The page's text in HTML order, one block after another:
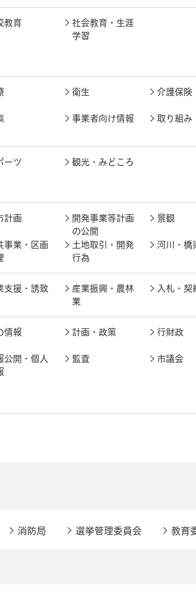
教育
社会教育・生涯
学習
衛生 介護保険
事業者向け情報 取り組み
ーツ 観光・みどころ
計画
開発事業等計画
の公開
景観
事業・区画
土地取引・開発
行為
河川・橋
支援・誘致
産業振興・農林
業
入札・契
情報 計画・政策 行財政
公開・個人
監査 市議会
消防局 選挙管理委員会 教育